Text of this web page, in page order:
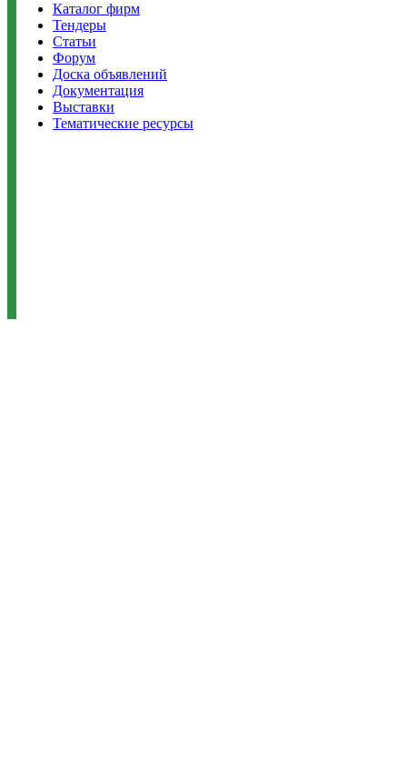
Каталог фирм
Тендеры
Статьи
Форум
Доска объявлений
Документация
Выставки
Тематические ресурсы